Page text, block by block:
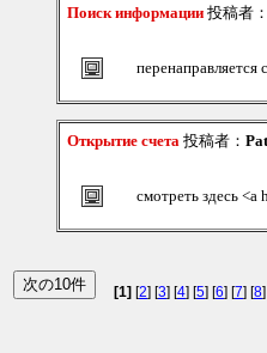
Поиск информации 投稿者：
Открытие счета 投稿者：
смотреть здесь
[1] [2] [3] [4] [5] [6] [7] [8